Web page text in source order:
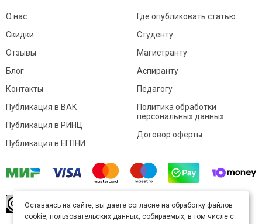
О нас
Скидки
Отзывы
Блог
Контакты
Где опубликовать статью
Студенту
Магистранту
Аспиранту
Педагогу
Публикация в ВАК
Публикация в РИНЦ
Публикация в ЕГПНИ
Политика обработки
персональных данных
Договор оферты
произведение доступно полицензии Creative
Commons «Attribution» («Атрибуция») 4.0
Оставаясь на сайте, вы даете согласие на обработку файлов
cookie, пользовательских данных, собираемых, в том числе с